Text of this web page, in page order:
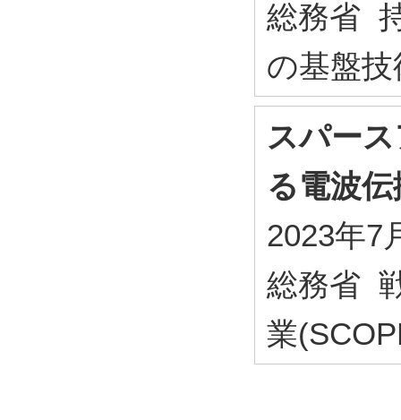
総務省
の基盤
スパー
る電波
2023年7
総務省
業